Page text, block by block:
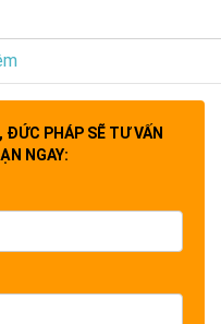
PHÁP SẼ TƯ VẤN
NGAY: